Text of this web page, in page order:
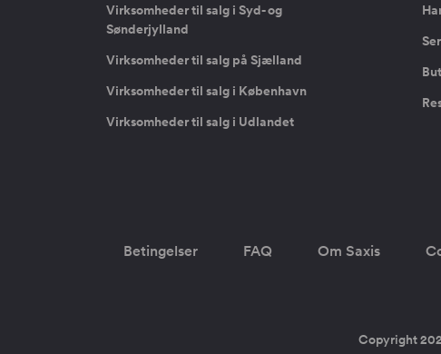
Virksomheder til salg i Syd- og
Sønderjylland
Virksomheder til salg på Sjælland
Virksomheder til salg i København
Virksomheder til salg i Udlandet
Betingelser FAQ Om Saxis
Copyright